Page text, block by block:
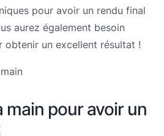
pour avoir un rendu final
aurez également besoin
obtenir un excellent résultat !
main pour avoir un